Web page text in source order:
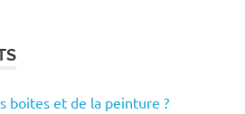
boites et de la peinture ?